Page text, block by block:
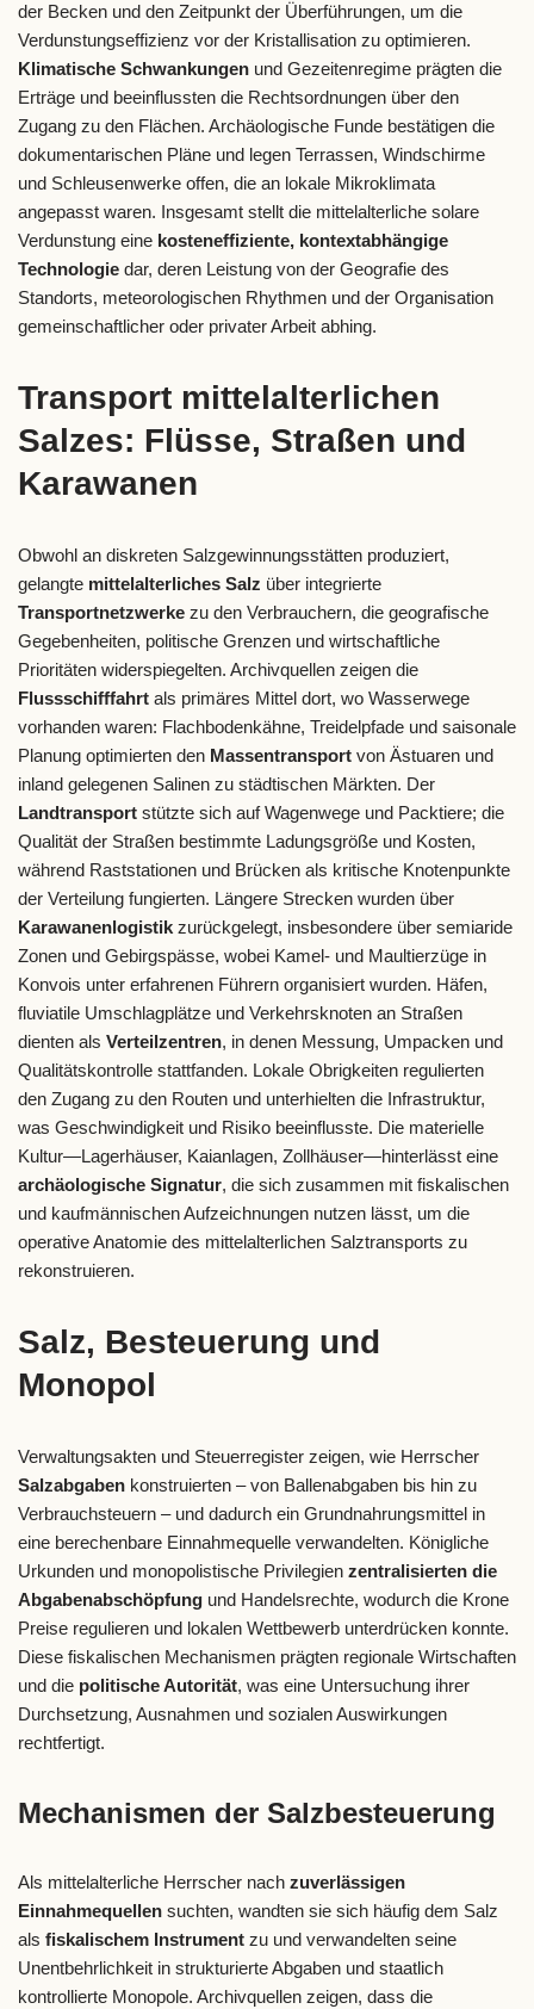
der Becken und den Zeitpunkt der Überführungen, um die
Verdunstungseffizienz vor der Kristallisation zu optimieren.
Klimatische Schwankungen und Gezeitenregime prägten die
Erträge und beeinflussten die Rechtsordnungen über den
Zugang zu den Flächen. Archäologische Funde bestätigen die
dokumentarischen Pläne und legen Terrassen, Windschirme
und Schleusenwerke offen, die an lokale Mikroklimata
angepasst waren. Insgesamt stellt die mittelalterliche solare
Verdunstung eine kosteneffiziente, kontextabhängige
Technologie dar, deren Leistung von der Geografie des
Standorts, meteorologischen Rhythmen und der Organisation
gemeinschaftlicher oder privater Arbeit abhing.
Transport mittelalterlichen
Salzes: Flüsse, Straßen und
Karawanen
Obwohl an diskreten Salzgewinnungsstätten produziert,
gelangte mittelalterliches Salz über integrierte
Transportnetzwerke zu den Verbrauchern, die geografische
Gegebenheiten, politische Grenzen und wirtschaftliche
Prioritäten widerspiegelten. Archivquellen zeigen die
Flussschifffahrt als primäres Mittel dort, wo Wasserwege
vorhanden waren: Flachbodenkähne, Treidelpfade und saisonale
Planung optimierten den Massentransport von Ästuaren und
inland gelegenen Salinen zu städtischen Märkten. Der
Landtransport stützte sich auf Wagenwege und Packtiere; die
Qualität der Straßen bestimmte Ladungsgröße und Kosten,
während Raststationen und Brücken als kritische Knotenpunkte
der Verteilung fungierten. Längere Strecken wurden über
Karawanenlogistik zurückgelegt, insbesondere über semiaride
Zonen und Gebirgspässe, wobei Kamel- und Maultierzüge in
Konvois unter erfahrenen Führern organisiert wurden. Häfen,
fluviatile Umschlagplätze und Verkehrsknoten an Straßen
dienten als Verteilzentren, in denen Messung, Umpacken und
Qualitätskontrolle stattfanden. Lokale Obrigkeiten regulierten
den Zugang zu den Routen und unterhielten die Infrastruktur,
was Geschwindigkeit und Risiko beeinflusste. Die materielle
Kultur—Lagerhäuser, Kaianlagen, Zollhäuser—hinterlässt eine
archäologische Signatur, die sich zusammen mit fiskalischen
und kaufmännischen Aufzeichnungen nutzen lässt, um die
operative Anatomie des mittelalterlichen Salztransports zu
rekonstruieren.
Salz, Besteuerung und
Monopol
Verwaltungsakten und Steuerregister zeigen, wie Herrscher
Salzabgaben konstruierten – von Ballenabgaben bis hin zu
Verbrauchsteuern – und dadurch ein Grundnahrungsmittel in
eine berechenbare Einnahmequelle verwandelten. Königliche
Urkunden und monopolistische Privilegien zentralisierten die
Abgabenabschöpfung und Handelsrechte, wodurch die Krone
Preise regulieren und lokalen Wettbewerb unterdrücken konnte.
Diese fiskalischen Mechanismen prägten regionale Wirtschaften
und die politische Autorität, was eine Untersuchung ihrer
Durchsetzung, Ausnahmen und sozialen Auswirkungen
rechtfertigt.
Mechanismen der Salzbesteuerung
Als mittelalterliche Herrscher nach zuverlässigen
Einnahmequellen suchten, wandten sie sich häufig dem Salz
als fiskalischem Instrument zu und verwandelten seine
Unentbehrlichkeit in strukturierte Abgaben und staatlich
kontrollierte Monopole. Archivquellen zeigen, dass die